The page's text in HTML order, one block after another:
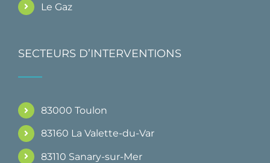
Le Gaz
SECTEURS D’INTERVENTIONS
83000 Toulon
83160 La Valette-du-Var
83110 Sanary-sur-Mer